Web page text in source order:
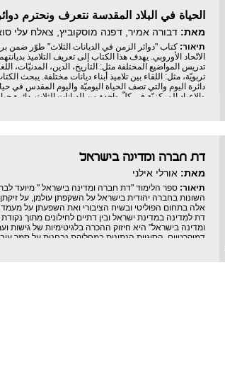
מאת: דבורה אמיר, דפנה מוסקוביץ, צאלח עלי
תיאור: كتاب "دوائر الزمن في الديانات الثلاث" طوّر ضمن
الاتّحاد الأوروبي. يهدف هذا الكتاب إلى تعريف التلاميذ
تدريس المواضيع المختلفة مثل: التاريخ، الدين، المدنيّات،
تربويّة، مثل: اللقاء بين تلاميذ أبناء ديانات مختلفة. يبحث
دائرة اليوم والتي تصف الحياة اليوميّة واليوم المقدس في
والاعياد المركزيّة في كلّ واحدة من الديانات الثلاث. دائرة
דת חברה ומדינה בישראל
מאת: אורלי אילני
תיאור: ספר הלימוד "דת חברה ומדינה בישראל " מיועד
השונות בחברה יהודית בישראל על השקפתן עולמן, על
אלה בתחום הפוליטי ובשיח הציבורי ואת השפעתן על
דת למדינה במדינת ישראל ובין דתיים לחילונים מתוך
ומדינה בישראל" היא חיזוק ההכרה בלגיטימיות של
דמוקרטיים. הסוגיות הנתונות במחלוקת נבחנות על סמך